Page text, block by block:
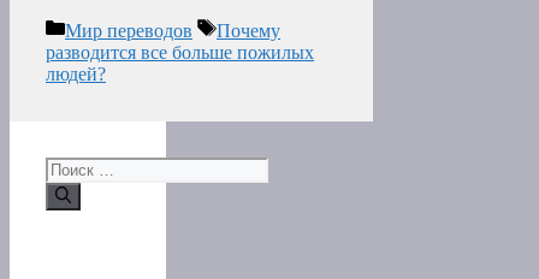
Рубрики
Мир переводов Метки
Почему
разводится все больше пожилых
людей?
Поиск: